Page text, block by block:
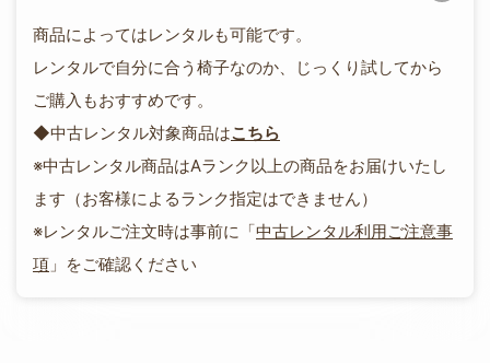
商品によってはレンタルも可能です。
レンタルで自分に合う椅子なのか、じっくり試してから
ご購入もおすすめです。
◆中古レンタル対象商品はこちら
※中古レンタル商品はAランク以上の商品をお届けいたし
ます（お客様によるランク指定はできません）
※レンタルご注文時は事前に「中古レンタル利用ご注意事
項 」をご確認ください